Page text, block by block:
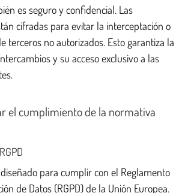
es seguro y confidencial. Las
cifradas para evitar la interceptación o
terceros no autorizados. Esto garantiza la
y su acceso exclusivo a las
el cumplimiento de la normativa
para cumplir con el Reglamento
de Datos (RGPD) de la Unión Europea.